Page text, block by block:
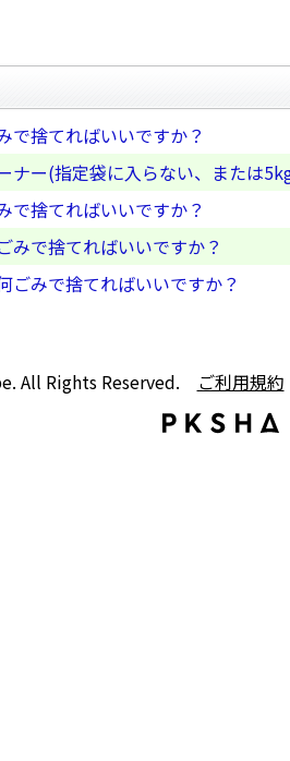
で捨てればいいですか？
ナー(指定袋に入らない、または
で捨てればいいですか？
みで捨てればいいですか？
ごみで捨てればいいですか？
All Rights Reserved. ご利用規約